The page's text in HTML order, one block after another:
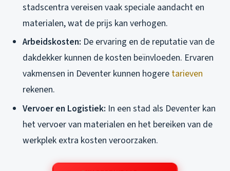
stadscentra vereisen vaak speciale aandacht en
materialen, wat de prijs kan verhogen.
Arbeidskosten: De ervaring en de reputatie van de
dakdekker kunnen de kosten beïnvloeden. Ervaren
vakmensen in Deventer kunnen hogere tarieven
rekenen.
Vervoer en Logistiek: In een stad als Deventer kan
het vervoer van materialen en het bereiken van de
werkplek extra kosten veroorzaken.